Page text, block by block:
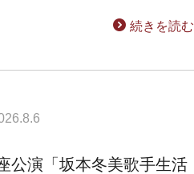
続きを読む
公演「坂本冬美歌手生活